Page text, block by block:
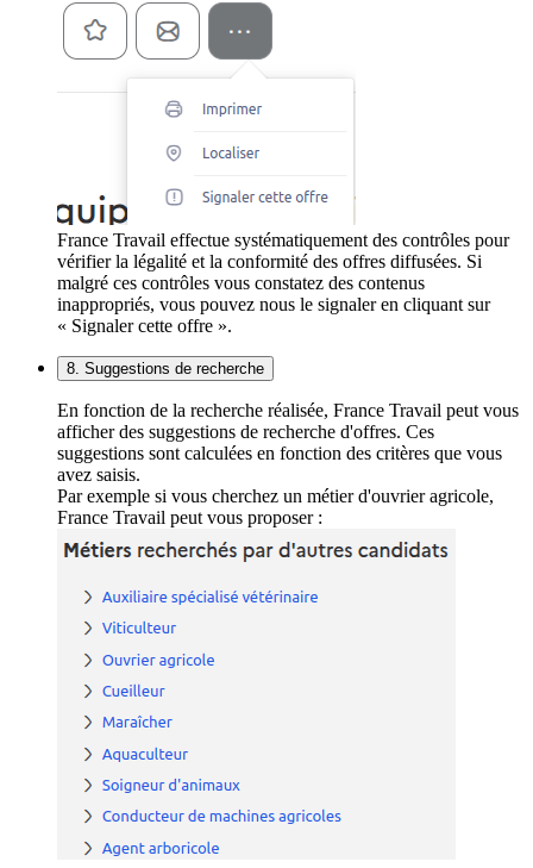
France Travail effectue systématiquement des contrôles pour
vérifier la légalité et la conformité des offres diffusées. Si
malgré ces contrôles vous constatez des contenus
inappropriés, vous pouvez nous le signaler en cliquant sur
« Signaler cette offre ».
8. Suggestions de recherche
En fonction de la recherche réalisée, France Travail peut vous
afficher des suggestions de recherche d'offres. Ces
suggestions sont calculées en fonction des critères que vous
avez saisis.
Par exemple si vous cherchez un métier d'ouvrier agricole,
France Travail peut vous proposer :